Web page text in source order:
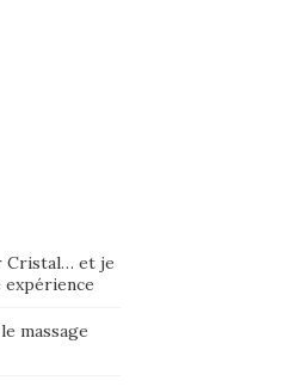
Cristal… et je
expérience
massage